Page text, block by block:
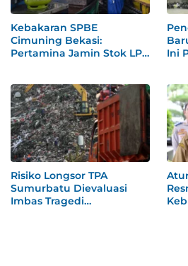
Kebakaran SPBE
Cimuning Bekasi:
Pertamina Jamin Stok LPG
Ini
Risiko Longsor TPA
Sumurbatu Dievaluasi
Imbas Tragedi